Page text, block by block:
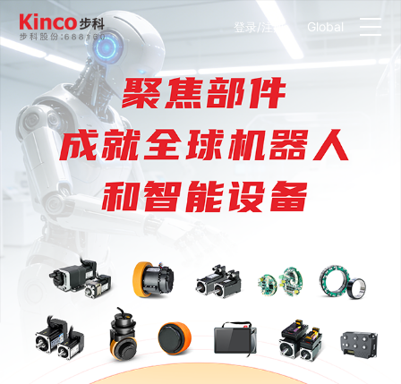
产品中心
行业方案
服务与支持
关于步科
联系我们
登录/注册 Global